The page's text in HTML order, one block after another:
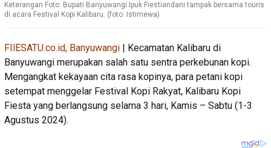
Keterangan Foto: Bupati Banyuwangi Ipuk Fiestiandani tampak bersama touris
di acara Festival Kopi Kalibaru. (foto: Istimewa)
FIlESATU.co.id, Banyuwangi | Kecamatan Kalibaru di
Banyuwangi merupakan salah satu sentra perkebunan kopi.
Mengangkat kekayaan cita rasa kopinya, para petani kopi
setempat menggelar Festival Kopi Rakyat, Kalibaru Kopi
Fiesta yang berlangsung selama 3 hari, Kamis – Sabtu (1-3
Agustus 2024).